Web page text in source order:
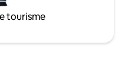
tourisme